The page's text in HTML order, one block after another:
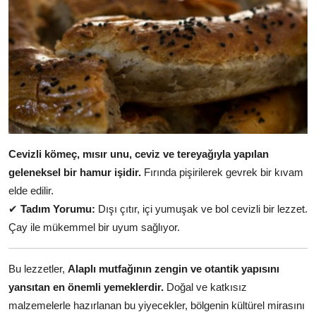
Cevizli kömeç, mısır unu, ceviz ve tereyağıyla yapılan
geleneksel bir hamur işidir. Fırında pişirilerek gevrek bir kıvam
elde edilir.
✔ Tadım Yorumu: Dışı çıtır, içi yumuşak ve bol cevizli bir lezzet.
Çay ile mükemmel bir uyum sağlıyor.
Bu lezzetler, Alaplı mutfağının zengin ve otantik yapısını
yansıtan en önemli yemeklerdir. Doğal ve katkısız
malzemelerle hazırlanan bu yiyecekler, bölgenin kültürel mirasını